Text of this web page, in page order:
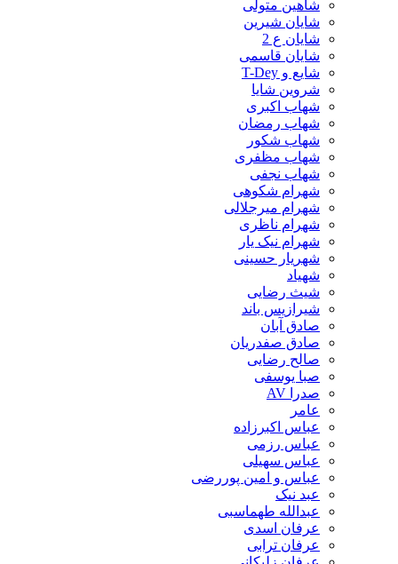
شاهین متولی
شایان شیرین
شایان ع 2
شایان قاسمی
شایع و T-Dey
شروین شایا
شهاب اکبری
شهاب رمضان
شهاب شکور
شهاب مظفری
شهاب نجفی
شهرام شکوهی
شهرام میرجلالی
شهرام ناظری
شهرام نیک یار
شهریار حسینی
شیث رضایی
شیرازیس باند
صادق آبان
صادق صفدریان
صالح رضایی
صبا یوسفی
عباس اکبرزاده
عباس رزمی
عباس سهیلی
عباس و امین پوررضی
عبد نیک
عبدالله طهماسبی‎
عرفان اسدی
عرفان ترابی